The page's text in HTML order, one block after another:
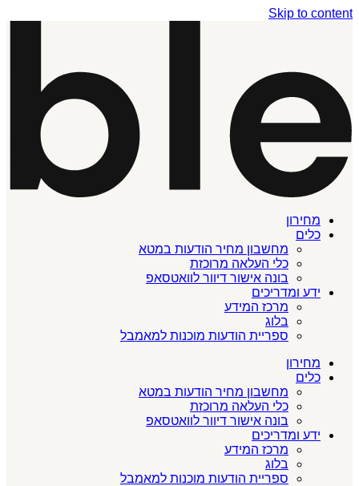
Skip to content
מחירון
כלים
מחשבון מחיר הודעות במטא
כלי העלאה מרוכזת
בונה אישור דיוור לוואטסאפ
ידע ומדריכים
מרכז המידע
בלוג
ספריית הודעות מוכנות למאמבל
מחירון
כלים
מחשבון מחיר הודעות במטא
כלי העלאה מרוכזת
בונה אישור דיוור לוואטסאפ
ידע ומדריכים
מרכז המידע
בלוג
ספריית הודעות מוכנות למאמבל